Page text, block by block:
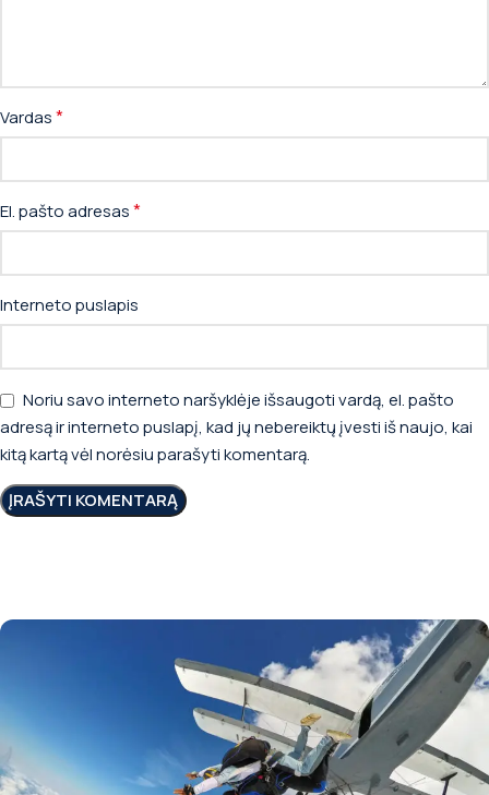
Vardas*
El. pašto adresas*
Interneto puslapis
Noriu savo interneto naršyklėje išsaugoti vardą, el. pašto
adresą ir interneto puslapį, kad jų nebereiktų įvesti iš naujo, kai
kitą kartą vėl norėsiu parašyti komentarą.